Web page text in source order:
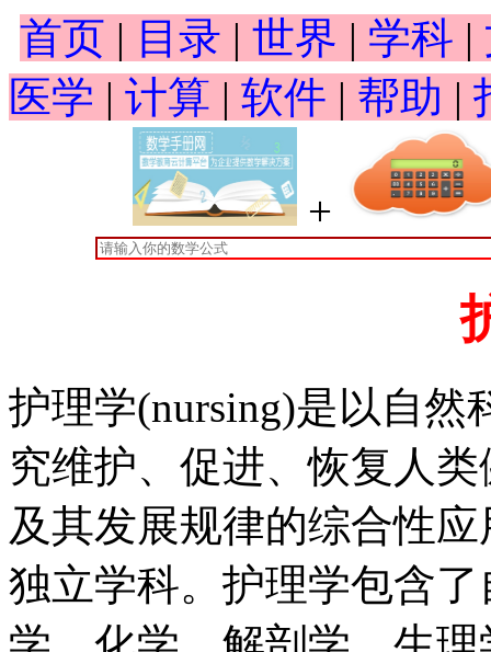
首页 | 目录 | 世界 | 学科 |
医学 | 计算 | 软件 | 帮助 |
+
护理学(nursing)是以自
究维护、促进、恢复人
及其发展规律的综合性
独立学科。护理学包含